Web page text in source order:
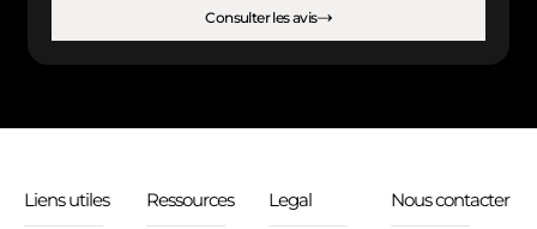
Consulter les avis
Liens utiles Ressources Legal Nous contacter